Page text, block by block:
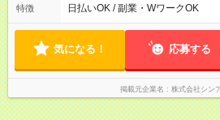
8h／休憩１h） ※残業ほとんどあ
特徴 日払いOK / 副業・WワークOK
気になる！ 応募する
掲載元企業名 株式会社シン